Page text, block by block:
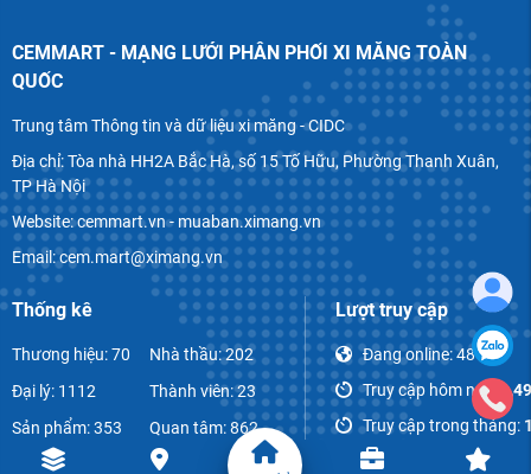
CEMMART - MẠNG LƯỚI PHÂN PHỐI XI MĂNG TOÀN
QUỐC
Trung tâm Thông tin và dữ liệu xi măng - CIDC
Địa chỉ: Tòa nhà HH2A Bắc Hà, số 15 Tố Hữu, Phường Thanh Xuân,
TP Hà Nội
Website: cemmart.vn - muaban.ximang.vn
Email: cem.mart@ximang.vn
Thống kê
Thương hiệu: 70
Đại lý: 1112
Sản phẩm: 353
Bài viết: 1070
Nhà thầu: 202
Thành viên: 23
Quan tâm: 862
Bình luận: 52
Lượt truy cập
Đang online:48
Truy cập hôm nay:
Truy cập trong tháng:
Tổng lượt truy cập: